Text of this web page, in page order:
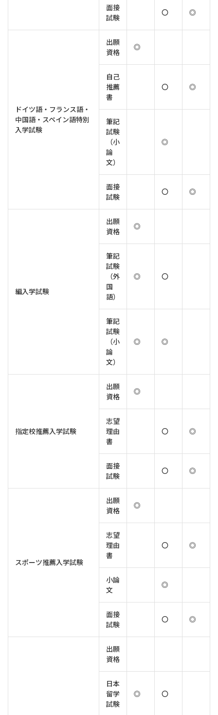
面接
試験
〇 ◎
ドイツ語・フランス語・
中国語・スペイン語特別
入学試験
出願
資格
◎
自己
推薦
書
〇 ◎
筆記
試験
（小
論
文）
◎
面接
試験
〇 ◎
編入学試験
出願
資格
◎
筆記
試験
（外
国
語）
◎ 〇
筆記
試験
（小
論
文）
◎ ◎
指定校推薦入学試験
出願
資格
◎
志望
理由
書
〇 ◎
面接
試験
〇 ◎
スポーツ推薦入学試験
出願
資格
◎
志望
理由
書
〇 ◎
小論
文
◎
面接
試験
〇 ◎
出願
資格
日本
留学
試験
◎ 〇